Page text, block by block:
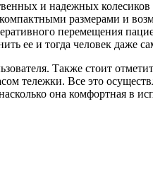
и надежных
компактными размерами и
перемещения
ее и тогда человек даже
Также стоит
тележки. Все это
она комфортная в